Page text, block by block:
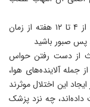
البته این اختلال کوتاه مدت است و در نهایت بعد از ۴ تا ۱۲ هفته از زمان
پس صبور باشید
از دست رفتن حواس
آلاینده‌های هوا،
این اختلال موثرند
چه نزد پزشک